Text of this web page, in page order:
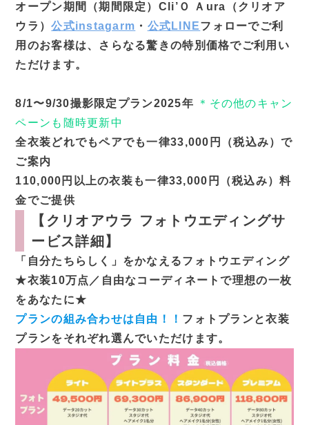
オープン期間（期間限定）Cli’Ｏ Ａura（クリオア
ウラ）公式instagarm ・ 公式LINEフォローでご利
用のお客様は、さらなる驚きの特別価格でご利用い
ただけます。
8/1〜9/30撮影限定プラン2025年
＊その他のキャン
ペーンも随時更新中
全衣装どれでもペアでも一律33,000円（税込み）で
ご案内
110,000円以上の衣装も一律33,000円（税込み）料
金でご提供
【 クリオアウラ フォトウエディングサ
ービス詳細】
「自分たちらしく」をかなえるフォトウエディング
★衣装10万点／自由なコーディネートで理想の一枚
をあなたに★
プランの組み合わせは自由！！ フォトプランと衣装
プランをそれぞれ選んでいただけます。